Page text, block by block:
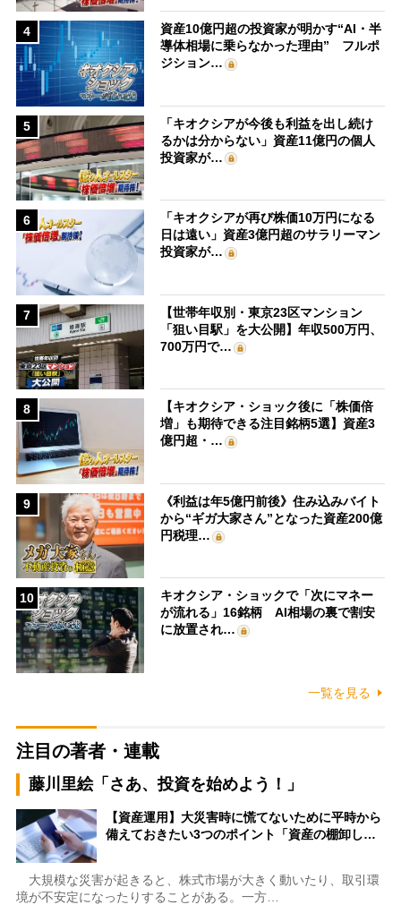
4
資産10億円超の投資家が明かす“AI・半
導体相場に乗らなかった理由” フルポ
ジション…
5
「キオクシアが今後も利益を出し続け
るかは分からない」資産11億円の個人
投資家が…
6
「キオクシアが再び株価10万円になる
日は遠い」資産3億円超のサラリーマン
投資家が…
7
【世帯年収別・東京23区マンション
「狙い目駅」を大公開】年収500万円、
700万円で…
8
【キオクシア・ショック後に「株価倍
増」も期待できる注目銘柄5選】資産3
億円超・…
9
《利益は年5億円前後》住み込みバイト
から“ギガ大家さん”となった資産200億
円税理…
10
キオクシア・ショックで「次にマネー
が流れる」16銘柄 AI相場の裏で割安
に放置され…
一覧を見る
注目の著者・連載
藤川里絵「さあ、投資を始めよう！」
【資産運用】大災害時に慌てないために平時から
備えておきたい3つのポイント「資産の棚卸し…
大規模な災害が起きると、株式市場が大きく動いたり、取引環
境が不安定になったりすることがある。一方…